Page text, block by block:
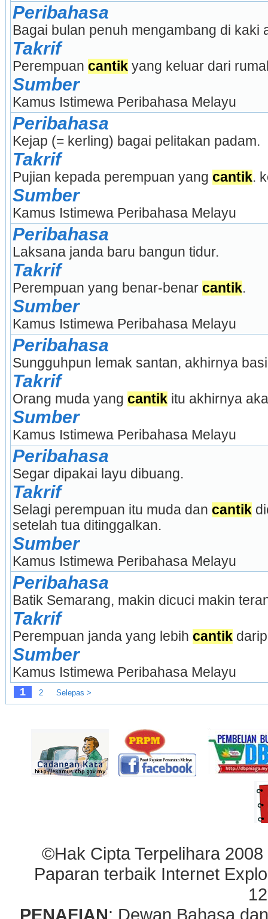
Peribahasa
Bagai bulan penuh mengambang di kaki
Takrif
Perempuan cantik yang keluar dari
Sumber
Kamus Istimewa Peribahasa Melayu
Peribahasa
Kejap (= kerling) bagai pelitakan padam.
Takrif
Pujian kepada perempuan yang cantik.
Sumber
Kamus Istimewa Peribahasa Melayu
Peribahasa
Laksana janda baru bangun tidur.
Takrif
Perempuan yang benar-benar cantik.
Sumber
Kamus Istimewa Peribahasa Melayu
Peribahasa
Sungguhpun lemak santan, akhirnya
Takrif
Orang muda yang cantik itu akhirnya
Sumber
Kamus Istimewa Peribahasa Melayu
Peribahasa
Segar dipakai layu dibuang.
Takrif
Selagi perempuan itu muda dan cantik
setelah tua ditinggalkan.
Sumber
Kamus Istimewa Peribahasa Melayu
Peribahasa
Batik Semarang, makin dicuci makin
Takrif
Perempuan janda yang lebih cantik
Sumber
Kamus Istimewa Peribahasa Melayu
1 2 Selepas >
©Hak Cipta Terpelihara
Paparan terbaik Internet
PENAFIAN: Dewan Bahasa